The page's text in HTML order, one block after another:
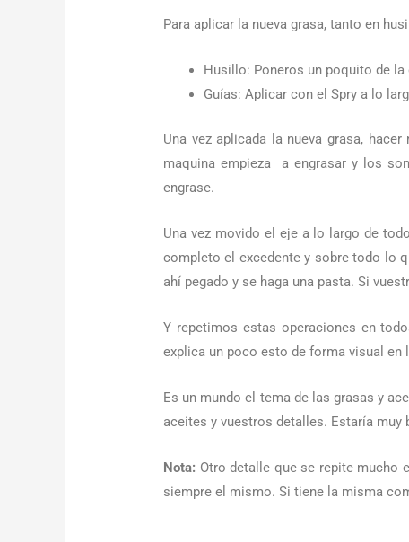
Para aplicar la nueva grasa, tanto en
Husillo: Poneros un poquito de
Guías: Aplicar con el Spry a lo
Una vez aplicada la nueva grasa,
maquina empieza a engrasar y los
engrase.
Una vez movido el eje a lo largo de
completo el excedente y sobre todo lo
ahí pegado y se haga una pasta. Si
Y repetimos estas operaciones en
explica un poco esto de forma visual en
Es un mundo el tema de las grasas y
aceites y vuestros detalles. Estaría muy
Nota: Otro detalle que se repite mucho
siempre el mismo. Si tiene la misma